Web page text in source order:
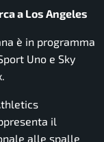
a Los Angeles
è in programma
Uno e Sky
il
alle spalle